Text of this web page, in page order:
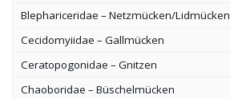
Blephariceridae – Netzmücken/Lidmücken
Cecidomyiidae – Gallmücken
Ceratopogonidae – Gnitzen
Chaoboridae – Büschelmücken